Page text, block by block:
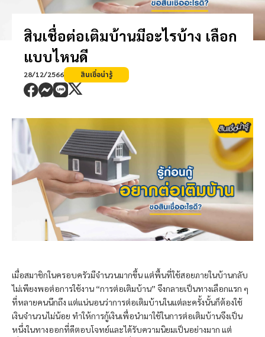
สินเชื่อต่อเติมบ้านมีอะไรบ้าง เลือก
แบบไหนดี
28/12/2566 สินเชื่อน่ารู้
เมื่อสมาชิกในครอบครัวมีจำนวนมากขึ้น แต่พื้นที่ใช้สอยภายในบ้านกลับ
ไม่เพียงพอต่อการใช้งาน “การต่อเติมบ้าน” จึงกลายเป็นทางเลือกแรก ๆ
ที่หลายคนนึกถึง แต่แน่นอนว่าการต่อเติมบ้านในแต่ละครั้งนั้นก็ต้องใช้
เงินจำนวนไม่น้อย ทำให้การกู้เงินเพื่อนำมาใช้ในการต่อเติมบ้านจึงเป็น
หนึ่งในทางออกที่ดีตอบโจทย์และได้รับความนิยมเป็นอย่างมาก แต่